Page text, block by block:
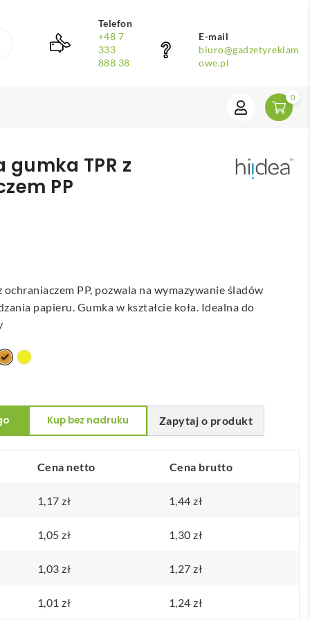
Telefon
+48 7
333
888 38
E-mail
biuro@gadzetyreklam
owe.pl
0
gumka TPR z
PP
ochraniaczem PP, pozwala na wymazywanie śladów
papieru. Gumka w kształcie koła. Idealna do
Zapytaj o produkt
Kup bez nadruku
Cena netto Cena brutto
1,17zł 1,44zł
1,05zł 1,30zł
1,03zł 1,27zł
1,01zł 1,24zł